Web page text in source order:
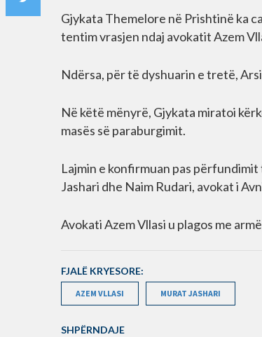
Gjykata Themelore në Prishtinë ka
tentim vrasjen ndaj avokatit Azem
Ndërsa, për të dyshuarin e tretë,
Në këtë mënyrë, Gjykata miratoi
masës së paraburgimit.
Lajmin e konfirmuan pas
Jashari dhe Naim Rudari, avokat i
Avokati Azem Vllasi u plagos me
FJALË KRYESORE:
AZEM VLLASI MURAT JASHARI
SHPËRNDAJE